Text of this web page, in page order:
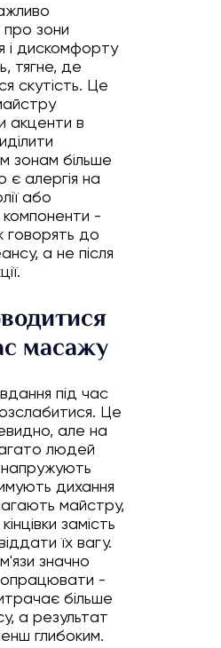
про зони
і дискомфорту
тягне, де
скутість. Це
акценти в
зонам більше
є алергія на
або
компоненти -
до
а не після
масажу
під час
Це
але на
людей
дихання
майстру,
замість
їх вагу.
значно
-
більше
а результат
глибоким.